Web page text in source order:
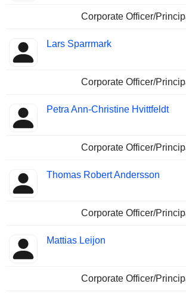
Corporate Officer/
Lars Sparrmark
Corporate Officer/
Petra Ann-Christine Hvittfeldt
Corporate Officer/
Thomas Robert Andersson
Corporate Officer/
Mattias Leijon
Corporate Officer/